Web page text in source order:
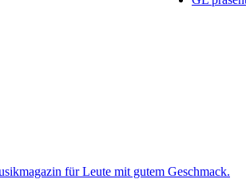
für Leute mit gutem Geschmack.